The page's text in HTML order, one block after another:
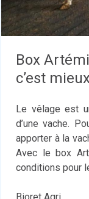
Box
c’est
Le vêlage est
d’une vache.
apporter à la
Avec le box
conditions pour